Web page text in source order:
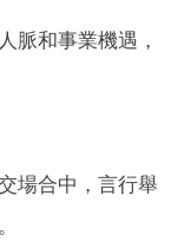
脈和事業機遇，
場合中，言行舉